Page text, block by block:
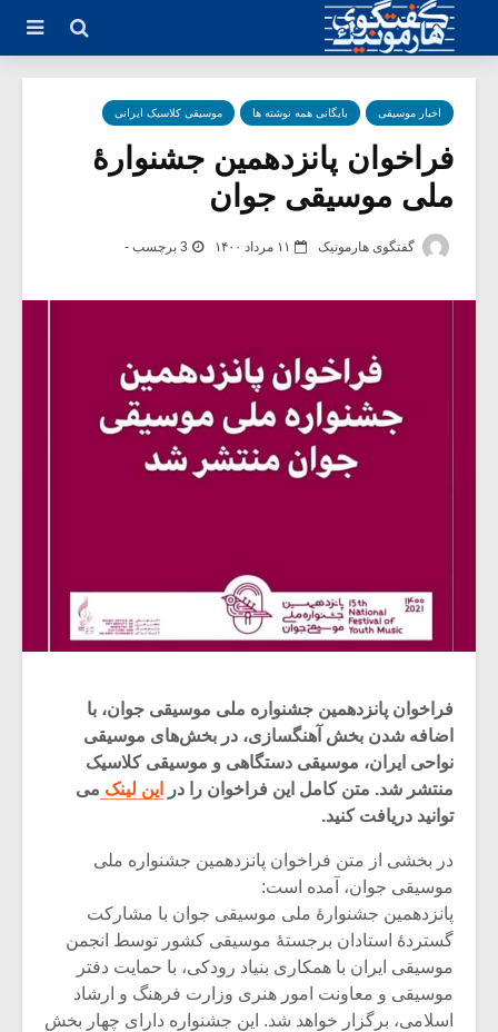
اخبار موسیقی بایگانی همه نوشته ها موسیقی کلاسیک ایرانی
فراخوان پانزدهمین جشنوارۀ
ملی موسیقی جوان
گفتگوی هارمونیک ۱۱ مرداد ۱۴۰۰ 3 برچسب -
فراخوان پانزدهمین جشنواره ملی موسیقی جوان، با
اضافه شدن بخش آهنگسازی، در بخش‌های موسیقی
نواحی ایران، موسیقی دستگاهی و موسیقی کلاسیک
منتشر شد. متن کامل این فراخوان را در
این لینک می
توانید دریافت کنید.
در بخشی از متن فراخوان پانزدهمین جشنواره ملی
موسیقی جوان، آمده است:
پانزدهمین جشنوارۀ ملی موسیقی جوان با مشارکت
گستردۀ استادان برجستۀ موسیقی کشور توسط انجمن
موسیقی ایران با همکاری بنیاد رودکی، با حمایت دفتر
موسیقی و معاونت امور هنری وزارت فرهنگ و ارشاد
اسلامی، برگزار خواهد شد. این جشنواره دارای چهار بخش